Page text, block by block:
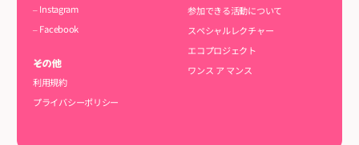
– Instagram
– Facebook
その他
利用規約
プライバシーポリシー
参加できる活動について
スペシャルレクチャー
エコプロジェクト
ワンス ア マンス